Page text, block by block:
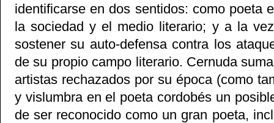
identificarse en dos sentidos: como poeta
la sociedad y el medio literario; y a la
sostener su auto-defensa contra los
de su propio campo literario. Cernuda
artistas rechazados por su época (como
y vislumbra en el poeta cordobés un
de ser reconocido como un gran poeta,